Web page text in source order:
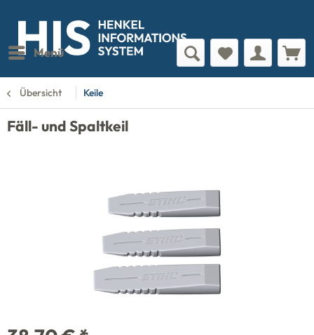
Menü
Übersicht Keile
Fäll- und Spaltkeil